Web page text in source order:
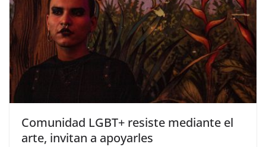
Comunidad LGBT+ resiste mediante el
arte, invitan a apoyarles